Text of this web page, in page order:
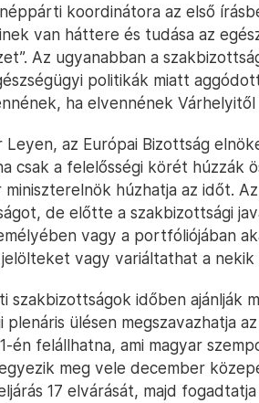
koordinátora az első
van háttere és tudása az
Az ugyanabban a
politikák miatt
ha elvennének
Leyen, az Európai Bizottság
csak a felelősségi körét húzzák
miniszterelnök húzhatja az időt.
de előtte a szakbizottsági
vagy a portfóliójában
vagy variáltathat a
szakbizottságok időben ajánlják
plenáris ülésen megszavazhatja
én felállhatna, ami magyar
meg vele december
17 elvárását, majd